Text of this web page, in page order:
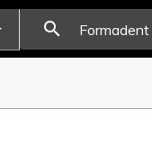
search